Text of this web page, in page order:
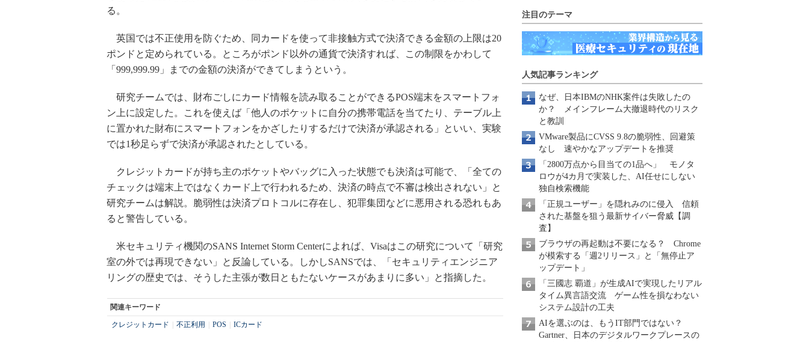
る。
英国では不正使用を防ぐため、同カードを使って非接触方式で決済できる金額の上限は20
ポンドと定められている。ところがポンド以外の通貨で決済すれば、この制限をかわして
「999,999.99」までの金額の決済ができてしまうという。
研究チームでは、財布ごしにカード情報を読み取ることができるPOS端末をスマートフォ
ン上に設定した。これを使えば「他人のポケットに自分の携帯電話を当てたり、テーブル上
に置かれた財布にスマートフォンをかざしたりするだけで決済が承認される」といい、実験
では1秒足らずで決済が承認されたとしている。
クレジットカードが持ち主のポケットやバッグに入った状態でも決済は可能で、「全ての
チェックは端末上ではなくカード上で行われるため、決済の時点で不審は検出されない」と
研究チームは解説。脆弱性は決済プロトコルに存在し、犯罪集団などに悪用される恐れもあ
ると警告している。
米セキュリティ機関のSANS Internet Storm Centerによれば、Visaはこの研究について「研究
室の外では再現できない」と反論している。しかしSANSでは、「セキュリティエンジニア
リングの歴史では、そうした主張が数日ともたないケースがあまりに多い」と指摘した。
関連キーワード
クレジットカード 不正利用 POS ICカード
注目のテーマ
人気記事ランキング
なぜ、日本IBMのNHK案件は失敗したの
か？ メインフレーム大撤退時代のリスク
と教訓
VMware製品にCVSS 9.8の脆弱性、回避策
なし 速やかなアップデートを推奨
「2800万点から目当ての1品へ」 モノタ
ロウが4カ月で実装した、AI任せにしない
独自検索機能
「正規ユーザー」を隠れみのに侵入 信頼
された基盤を狙う最新サイバー脅威【調
査】
ブラウザの再起動は不要になる？ Chrome
が模索する「週2リリース」と「無停止ア
ップデート」
「三國志 覇道」が生成AIで実現したリアル
タイム異言語交流 ゲーム性を損なわない
システム設計の工夫
AIを選ぶのは、もうIT部門ではない？
Gartner、日本のデジタルワークプレースの